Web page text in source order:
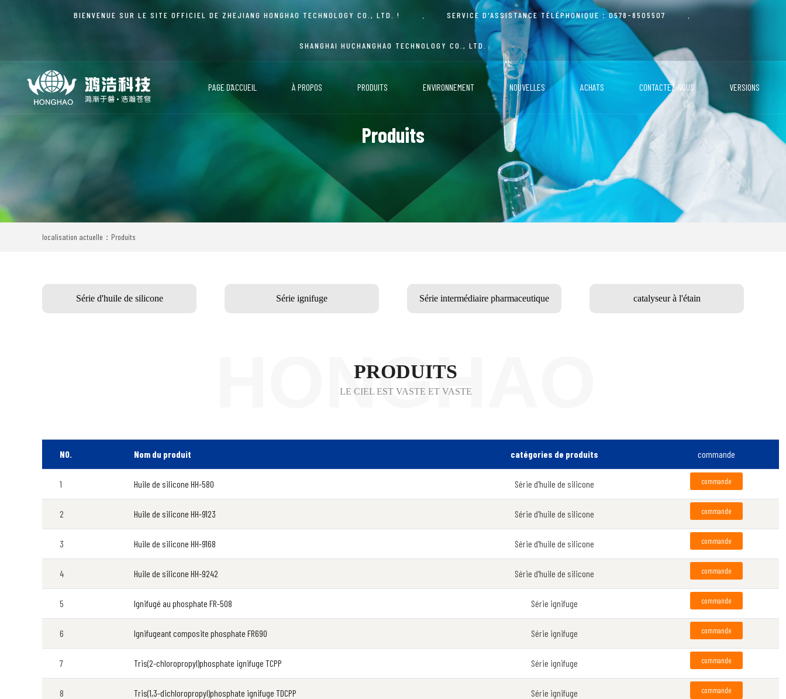
BIENVENUE SUR LE SITE OFFICIEL DE ZHEJIANG HONGHAO TECHNOLOGY CO., LTD. ! SERVICE D'ASSISTANCE TÉLÉPHONIQUE：0578-8505507
SHANGHAI HUCHANGHAO TECHNOLOGY CO., LTD.
PAGE D'ACCUEIL À PROPOS PRODUITS ENVIRONNEMENT NOUVELLES ACHATS CONTACTEZ-NOUS VERSIONS
Produits
localisation actuelle：Produits
Série d'huile de silicone Série ignifuge Série intermédiaire pharmaceutique catalyseur à l'étain
HONGHAO
PRODUITS
LE CIEL EST VASTE ET VASTE
NO. Nom du produit catégories de produits commande
1 Huile de silicone HH-580 Série d'huile de silicone commande
2 Huile de silicone HH-9123 Série d'huile de silicone commande
3 Huile de silicone HH-9168 Série d'huile de silicone commande
4 Huile de silicone HH-9242 Série d'huile de silicone commande
5 Ignifugé au phosphate FR-508 Série ignifuge commande
6 Ignifugeant composite phosphate FR690 Série ignifuge commande
7 Tris(2-chloropropyl)phosphate ignifuge TCPP Série ignifuge commande
8 Tris(1,3-dichloropropyl)phosphate ignifuge TDCPP Série ignifuge commande